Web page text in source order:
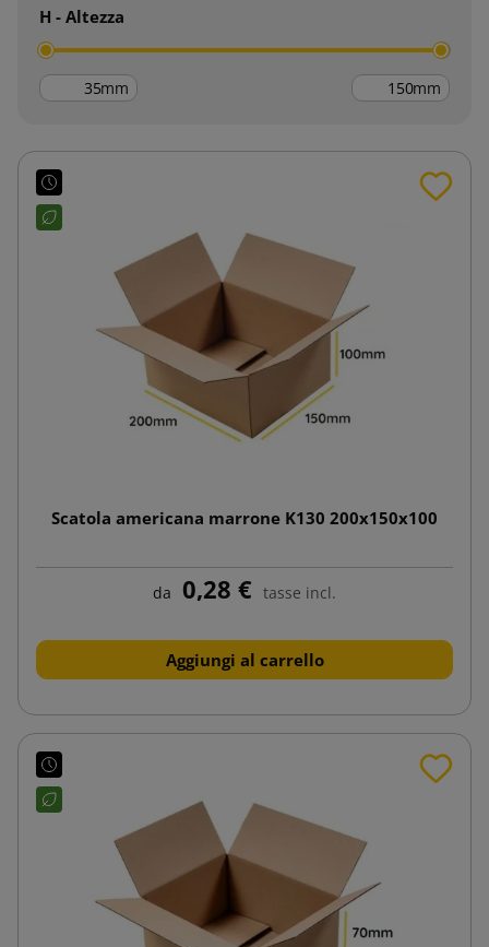
H - Altezza
mm mm
Scatola americana marrone K130 200x150x100
da 0,28 € tasse incl.
Aggiungi al carrello